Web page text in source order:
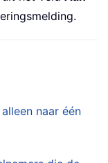
naar één